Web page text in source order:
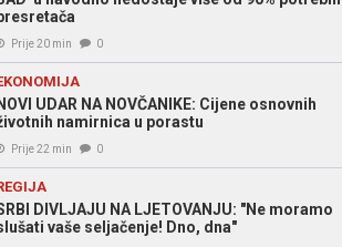
Prije 20 min 0
UDAR NA NOVČANIKE: Cijene osnovnih
namirnica u porastu
Prije 22 min 0
DIVLJAJU NA LJETOVANJU: "Ne moramo
vaše seljačenje! Dno, dna"